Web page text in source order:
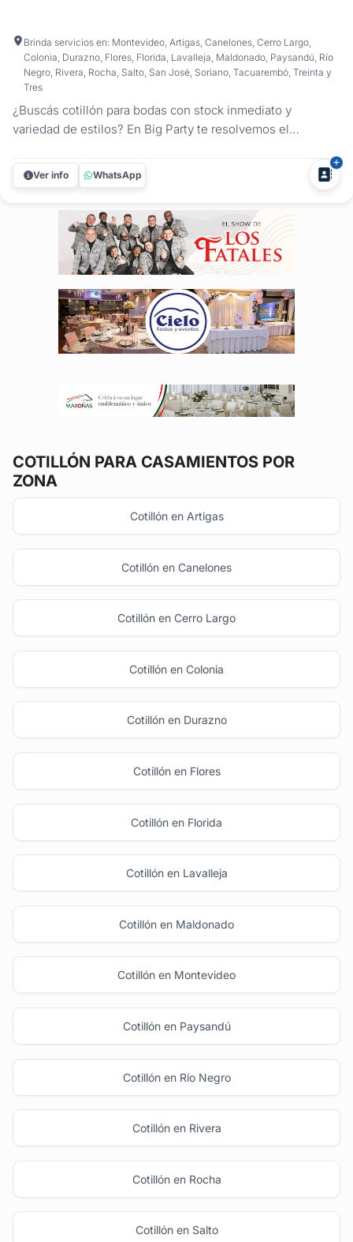
Brinda servicios en: Montevideo, Artigas, Canelones, Cerro Largo,
Colonia, Durazno, Flores, Florida, Lavalleja, Maldonado, Paysandú, Río
Negro, Rivera, Rocha, Salto, San José, Soriano, Tacuarembó, Treinta y
Tres
¿Buscás cotillón para bodas con stock inmediato y
variedad de estilos? En Big Party te resolvemos el
casamiento, con combos para bodas diseñados según tu
número de invitados. Al ser expertos en el rubro, armamos
Ver info WhatsApp
COTILLÓN PARA CASAMIENTOS POR
ZONA
Cotillón en Artigas
Cotillón en Canelones
Cotillón en Cerro Largo
Cotillón en Colonia
Cotillón en Durazno
Cotillón en Flores
Cotillón en Florida
Cotillón en Lavalleja
Cotillón en Maldonado
Cotillón en Montevideo
Cotillón en Paysandú
Cotillón en Río Negro
Cotillón en Rivera
Cotillón en Rocha
Cotillón en Salto